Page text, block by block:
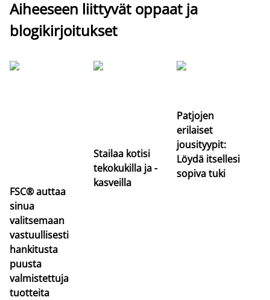
Aiheeseen liittyvät oppaat ja
blogikirjoitukset
FSC® auttaa
sinua
valitsemaan
vastuullisesti
hankitusta
puusta
valmistettuja
tuotteita
Stailaa kotisi
tekokukilla ja -
kasveilla
Patjojen
erilaiset
jousityypit:
Löydä itsellesi
sopiva tuki